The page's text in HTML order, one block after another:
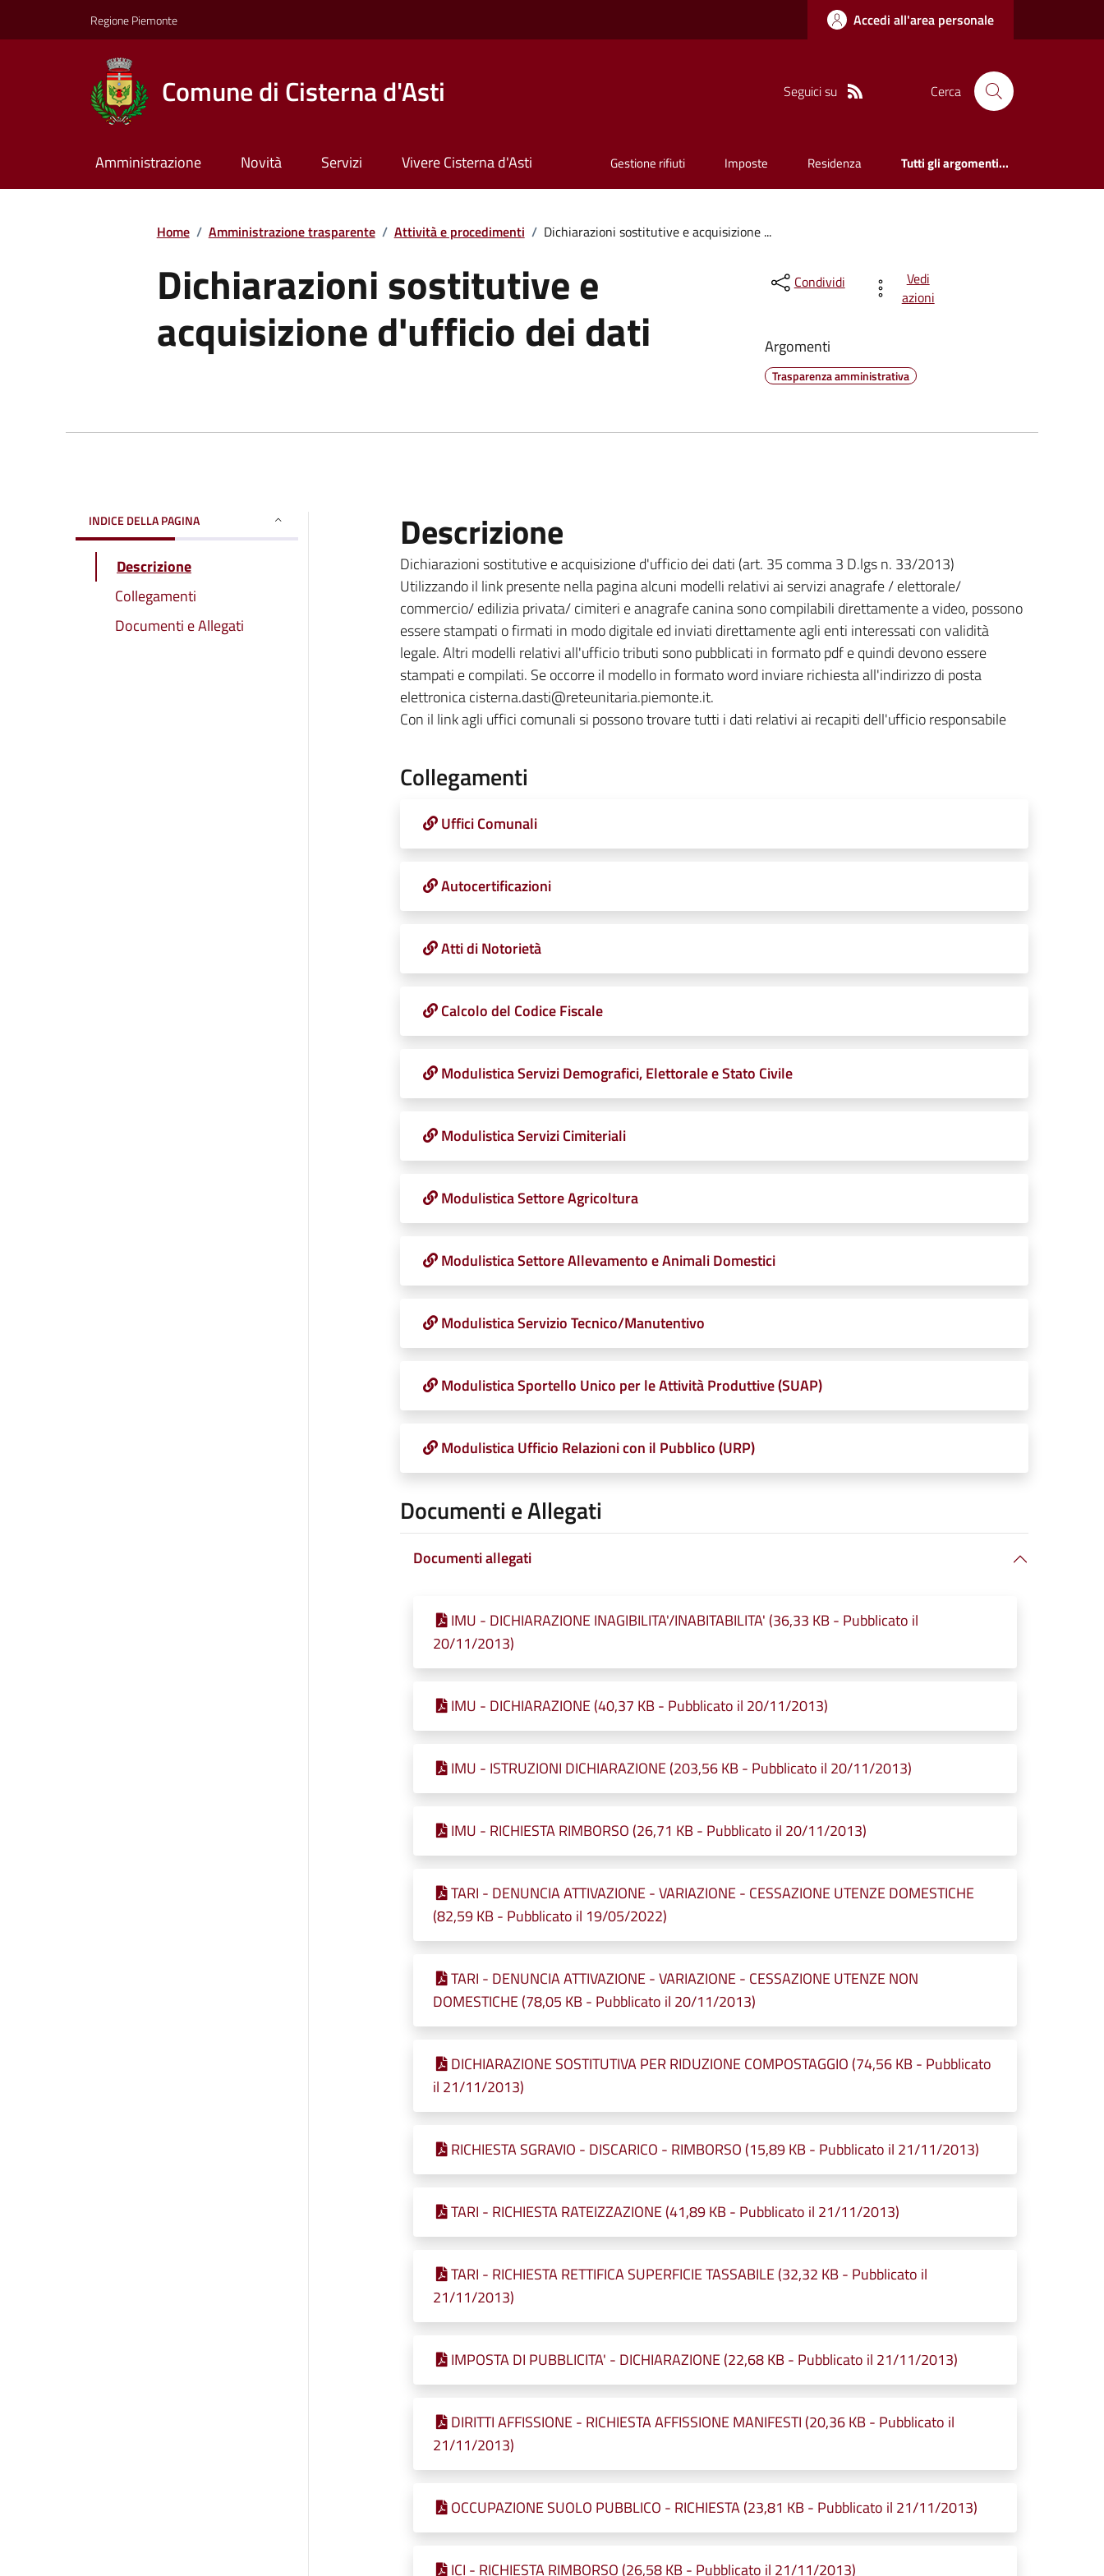
Regione Piemonte Accedi all'area personale
Comune di Cisterna d'Asti Seguici su Cerca
Amministrazione Novità Servizi Vivere Cisterna d'Asti Gestione rifiuti Imposte Residenza Tutti gli argomenti...
Home / Amministrazione trasparente / Attività e procedimenti / Dichiarazioni sostitutive e acquisizione ...
Dichiarazioni sostitutive e
acquisizione d'ufficio dei dati
Condividi
Vedi
azioni
Argomenti
Trasparenza amministrativa
INDICE DELLA PAGINA
Descrizione
Collegamenti
Documenti e Allegati
Descrizione
Dichiarazioni sostitutive e acquisizione d'ufficio dei dati (art. 35 comma 3 D.lgs n. 33/2013)
Utilizzando il link presente nella pagina alcuni modelli relativi ai servizi anagrafe / elettorale/
commercio/ edilizia privata/ cimiteri e anagrafe canina sono compilabili direttamente a video, possono
essere stampati o firmati in modo digitale ed inviati direttamente agli enti interessati con validità
legale. Altri modelli relativi all'ufficio tributi sono pubblicati in formato pdf e quindi devono essere
stampati e compilati. Se occorre il modello in formato word inviare richiesta all'indirizzo di posta
elettronica cisterna.dasti@reteunitaria.piemonte.it.
Con il link agli uffici comunali si possono trovare tutti i dati relativi ai recapiti dell'ufficio responsabile
Collegamenti
Uffici Comunali
Autocertificazioni
Atti di Notorietà
Calcolo del Codice Fiscale
Modulistica Servizi Demografici, Elettorale e Stato Civile
Modulistica Servizi Cimiteriali
Modulistica Settore Agricoltura
Modulistica Settore Allevamento e Animali Domestici
Modulistica Servizio Tecnico/Manutentivo
Modulistica Sportello Unico per le Attività Produttive (SUAP)
Modulistica Ufficio Relazioni con il Pubblico (URP)
Documenti e Allegati
Documenti allegati
IMU - DICHIARAZIONE INAGIBILITA'/INABITABILITA' (36,33 KB - Pubblicato il
20/11/2013)
IMU - DICHIARAZIONE (40,37 KB - Pubblicato il 20/11/2013)
IMU - ISTRUZIONI DICHIARAZIONE (203,56 KB - Pubblicato il 20/11/2013)
IMU - RICHIESTA RIMBORSO (26,71 KB - Pubblicato il 20/11/2013)
TARI - DENUNCIA ATTIVAZIONE - VARIAZIONE - CESSAZIONE UTENZE DOMESTICHE
(82,59 KB - Pubblicato il 19/05/2022)
TARI - DENUNCIA ATTIVAZIONE - VARIAZIONE - CESSAZIONE UTENZE NON
DOMESTICHE (78,05 KB - Pubblicato il 20/11/2013)
DICHIARAZIONE SOSTITUTIVA PER RIDUZIONE COMPOSTAGGIO (74,56 KB - Pubblicato
il 21/11/2013)
RICHIESTA SGRAVIO - DISCARICO - RIMBORSO (15,89 KB - Pubblicato il 21/11/2013)
TARI - RICHIESTA RATEIZZAZIONE (41,89 KB - Pubblicato il 21/11/2013)
TARI - RICHIESTA RETTIFICA SUPERFICIE TASSABILE (32,32 KB - Pubblicato il
21/11/2013)
IMPOSTA DI PUBBLICITA' - DICHIARAZIONE (22,68 KB - Pubblicato il 21/11/2013)
DIRITTI AFFISSIONE - RICHIESTA AFFISSIONE MANIFESTI (20,36 KB - Pubblicato il
21/11/2013)
OCCUPAZIONE SUOLO PUBBLICO - RICHIESTA (23,81 KB - Pubblicato il 21/11/2013)
ICI - RICHIESTA RIMBORSO (26,58 KB - Pubblicato il 21/11/2013)